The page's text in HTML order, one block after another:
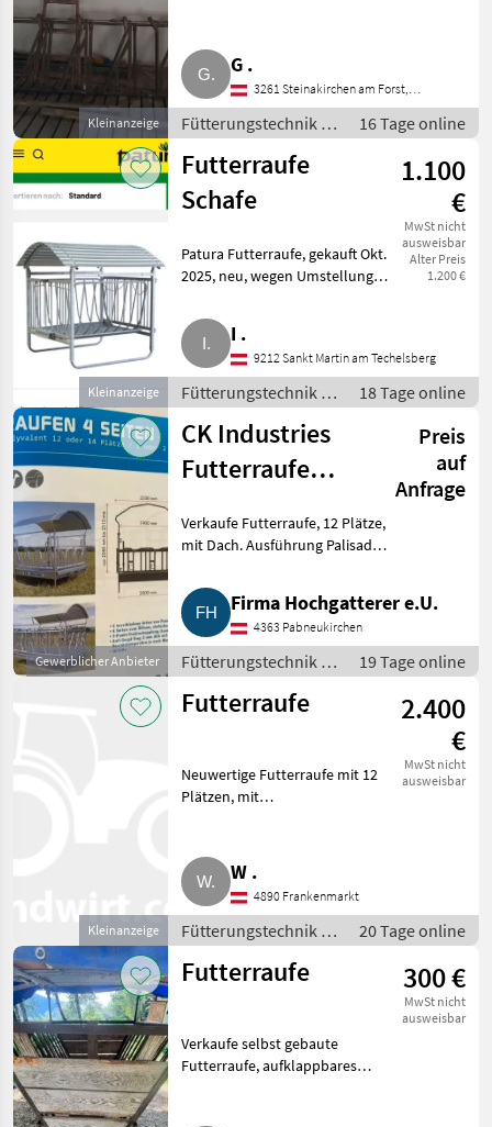
Marktplatz Händlerangebote
Kleinanzeige
Futterraufe
G .
3261 Steinakirchen am Forst,
Österreich
Fütterungstechnik /
Futterraufe
16 Tage online
Kleinanzeige
Futterraufe
Schafe
1.100
€
MwSt nicht
ausweisbar
Alter Preis
1.200 €
Patura Futterraufe, gekauft Okt.
2025, neu, wegen Umstellung
Optimaler Zugang zum Futter.
Die Viereckraufe für Schafe, mit
Dach, sichert
I .
9212 Sankt Martin am Techelsberg
Fütterungstechnik /
Futterraufe
18 Tage online
Gewerblicher Anbieter
CK Industries
Futterraufe
Preis
auf
Anfrage
Verkaufe Futterraufe, 12 Plätze,
mit Dach. Ausführung Palisaden
Selbstfangfressgitter € 1.850, -
netto möglich. Abholpreis 4.363
Pabneukirchen. Z
Firma Hochgatterer e.U.
4363 Pabneukirchen
Fütterungstechnik /
Futterraufe
19 Tage online
Kleinanzeige
Futterraufe
2.400
€
MwSt nicht
ausweisbar
Neuwertige Futterraufe mit 12
Plätzen, mit
Futterraufe
W .
4890 Frankenmarkt
Fütterungstechnik /
Futterraufe
20 Tage online
Futterraufe 300 €
MwSt nicht
ausweisbar
Verkaufe selbst gebaute
Futterraufe, aufklappbares